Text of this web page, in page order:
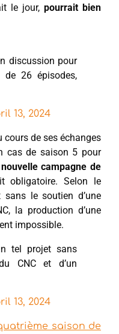
le jour, pourrait bien
discussion pour
26 épisodes,
13, 2024
cours de ses échanges
cas de saison 5 pour
nouvelle campagne de
obligatoire. Selon le
sans le soutien d’une
la production d’une
impossible.
tel projet sans
CNC et d’un
13, 2024
saison de